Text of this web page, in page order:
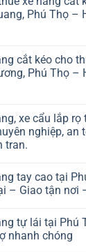
Phú Thọ –
cắt kéo cho
Phú Thọ –
xe cẩu lắp
nghiệp, an
tran.
tay cao tại
– Giao tận nơi
tự lái tại Phú
nhanh chóng